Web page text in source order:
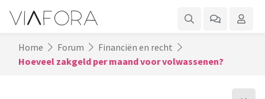
Home Forum
Financiën en recht
Hoeveel zakgeld per maand voor volwassenen?